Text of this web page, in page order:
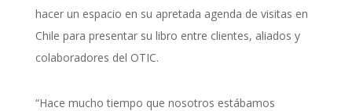
hacer un espacio en su apretada agenda de visitas en
Chile para presentar su libro entre clientes, aliados y
colaboradores del OTIC.
“Hace mucho tiempo que nosotros estábamos